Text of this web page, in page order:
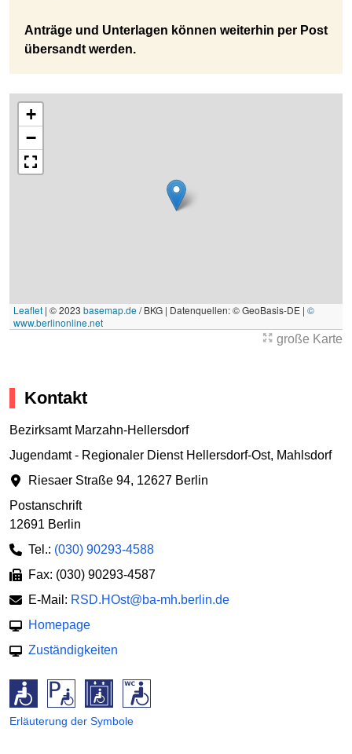
Anträge und Unterlagen können weiterhin per Post
übersandt werden.
+
−
Leaflet | © 2023 basemap.de/ BKG | Datenquellen: © GeoBasis-DE | ©
www.berlinonline.net
große Karte
Kontakt
Bezirksamt Marzahn-Hellersdorf
Jugendamt - Regionaler Dienst Hellersdorf-Ost, Mahlsdorf
Riesaer Straße 94, 12627 Berlin
Postanschrift
12691 Berlin
Tel.: (030) 90293-4588
Fax: (030) 90293-4587
E-Mail: RSD.HOst@ba-mh.berlin.de
Homepage
Zuständigkeiten
Erläuterung der Symbole